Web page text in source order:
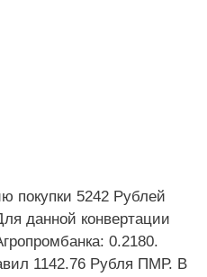
покупки 5242 Рублей
данной конвертации
0.2180.
1142.76 Рубля ПМР. В